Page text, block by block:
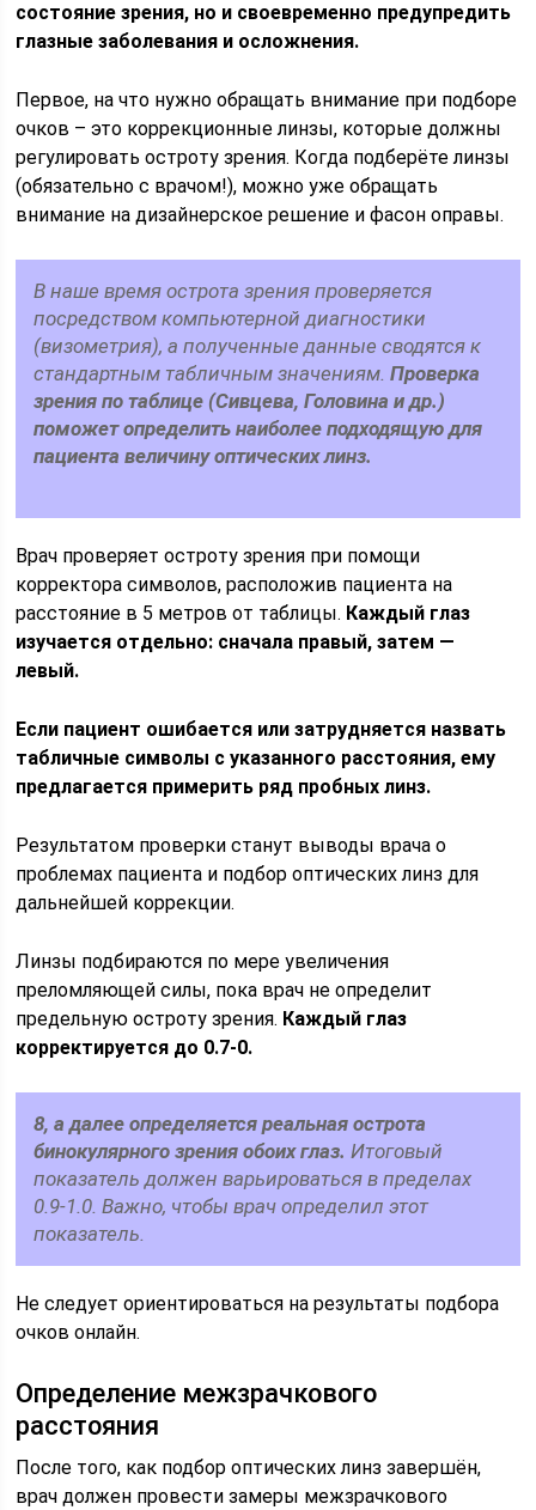
состояние зрения, но и своевременно предупредить
глазные заболевания и осложнения.
Первое, на что нужно обращать внимание при подборе
очков – это коррекционные линзы, которые должны
регулировать остроту зрения. Когда подберёте линзы
(обязательно с врачом!), можно уже обращать
внимание на дизайнерское решение и фасон оправы.
В наше время острота зрения проверяется
посредством компьютерной диагностики
(визометрия), а полученные данные сводятся к
стандартным табличным значениям.Проверка
зрения по таблице (Сивцева, Головина и др.)
поможет определить наиболее подходящую для
пациента величину оптических линз.
Врач проверяет остроту зрения при помощи
корректора символов, расположив пациента на
расстояние в 5 метров от таблицы. Каждый глаз
изучается отдельно: сначала правый, затем —
левый.
Если пациент ошибается или затрудняется назвать
табличные символы с указанного расстояния, ему
предлагается примерить ряд пробных линз.
Результатом проверки станут выводы врача о
проблемах пациента и подбор оптических линз для
дальнейшей коррекции.
Линзы подбираются по мере увеличения
преломляющей силы, пока врач не определит
предельную остроту зрения. Каждый глаз
корректируется до 0.7-0.
8, а далее определяется реальная острота
бинокулярного зрения обоих глаз. Итоговый
показатель должен варьироваться в пределах
0.9-1.0. Важно, чтобы врач определил этот
показатель.
Не следует ориентироваться на результаты подбора
очков онлайн.
Определение межзрачкового
расстояния
После того, как подбор оптических линз завершён,
врач должен провести замеры межзрачкового